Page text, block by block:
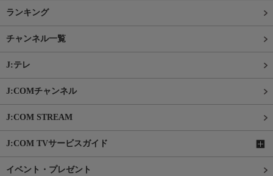
ランキング
チャンネル一覧
J:テレ
J:COMチャンネル
J:COM STREAM
J:COM TVサービスガイド
イベント・プレゼント